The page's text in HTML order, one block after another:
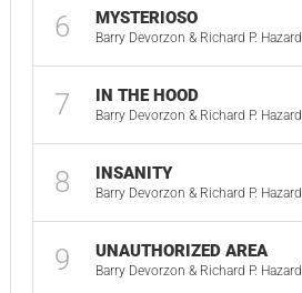
6 MYSTERIOSO
Barry Devorzon & Richard P. Hazard
7 IN THE HOOD
Barry Devorzon & Richard P. Hazard
8 INSANITY
Barry Devorzon & Richard P. Hazard
9 UNAUTHORIZED AREA
Barry Devorzon & Richard P. Hazard